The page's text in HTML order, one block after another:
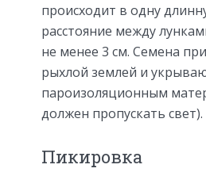
происходит в одну
расстояние между
не менее 3 см. Семена
рыхлой землей и
пароизоляционным
должен пропускать свет).
Пикировка